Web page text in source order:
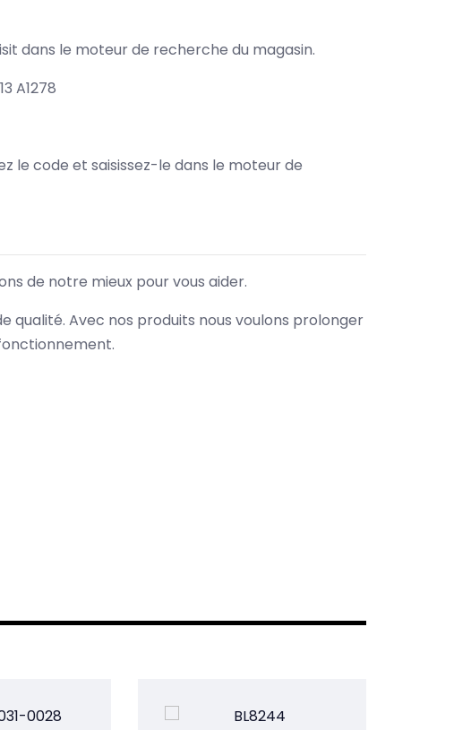
dans le moteur de recherche du magasin.
A1278
le code et saisissez-le dans le moteur de
de notre mieux pour vous aider.
qualité. Avec nos produits nous voulons prolonger